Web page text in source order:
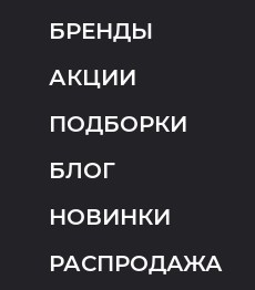
БРЕНДЫ
АКЦИИ
ПОДБОРКИ
БЛОГ
НОВИНКИ
РАСПРОДАЖА